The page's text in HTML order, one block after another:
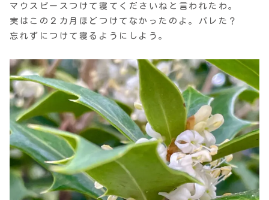
マウスピースつけて寝てくださいねと言われたわ。
実はこの２カ月ほどつけてなかったのよ。バレた？
忘れずにつけて寝るようにしよう。